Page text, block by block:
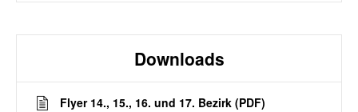
Downloads
Flyer 14., 15., 16. und 17. Bezirk (PDF)